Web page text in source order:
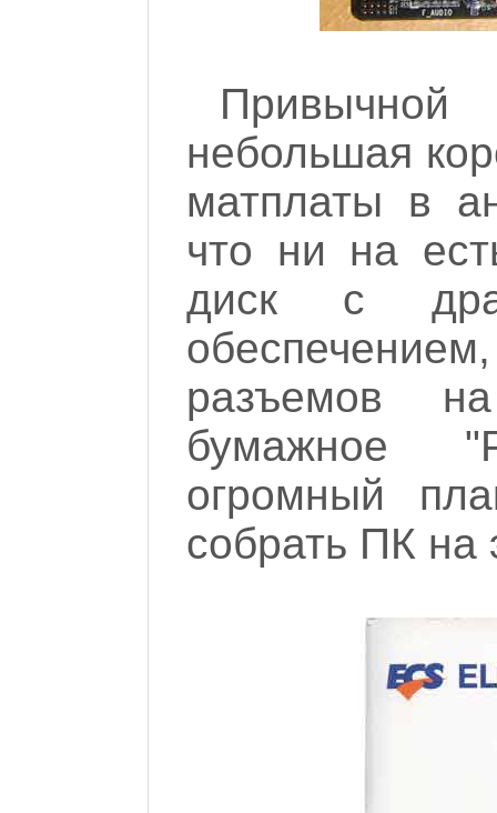
Привычной
небольшая
матплаты в
что ни на
диск с
разъемов
бумажное
огромный
собрать ПК на